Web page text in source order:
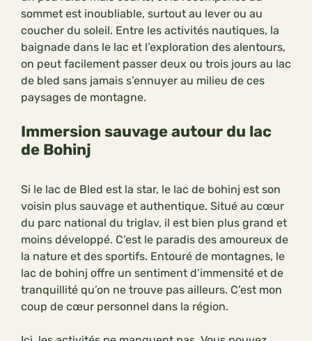
sommet est inoubliable, surtout au lever ou au
coucher du soleil. Entre les activités nautiques, la
baignade dans le lac et l’exploration des alentours,
on peut facilement passer deux ou trois jours au lac
de bled sans jamais s’ennuyer au milieu de ces
paysages de montagne.
Immersion sauvage autour du lac
de Bohinj
Si le lac de Bled est la star, le lac de bohinj est son
voisin plus sauvage et authentique. Situé au cœur
du parc national du triglav, il est bien plus grand et
moins développé. C’est le paradis des amoureux de
la nature et des sportifs. Entouré de montagnes, le
lac de bohinj offre un sentiment d’immensité et de
tranquillité qu’on ne trouve pas ailleurs. C’est mon
coup de cœur personnel dans la région.